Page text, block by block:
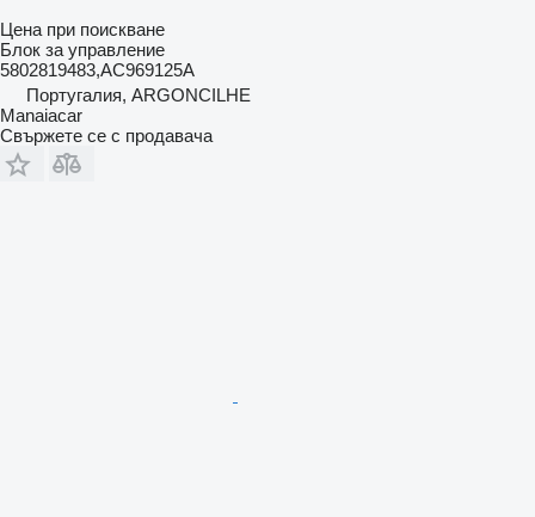
Цена при поискване
Блок за управление
5802819483,AC969125A
Португалия, ARGONCILHE
Manaiacar
Свържете се с продавача